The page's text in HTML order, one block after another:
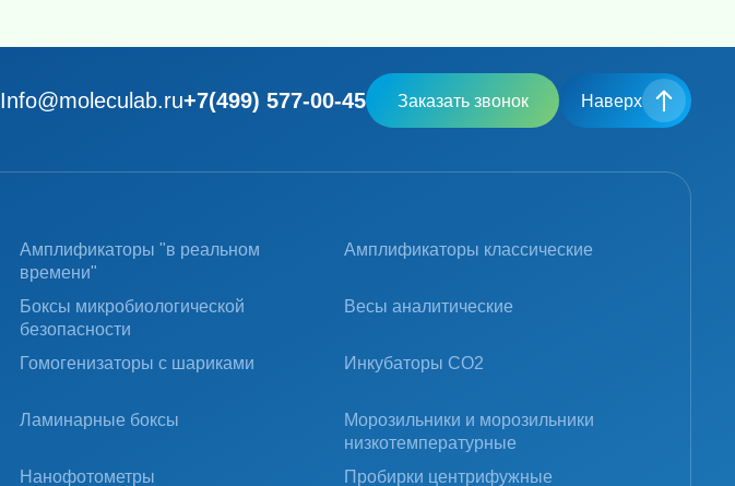
Info@moleculab.ru+7(499) 577-00-45 Заказать звонок Наверх
Амплификаторы "в реальном
времени"
Амплификаторы классические
Боксы микробиологической
безопасности
Весы аналитические
Гомогенизаторы с шариками Инкубаторы CO2
Ламинарные боксы
Морозильники и морозильники
низкотемпературные
Нанофотометры
Пробирки центрифужные